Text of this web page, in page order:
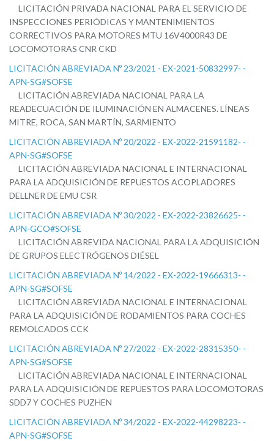
LICITACIÓN PRIVADA NACIONAL PARA EL SERVICIO DE
INSPECCIONES PERIÓDICAS Y MANTENIMIENTOS
CORRECTIVOS PARA MOTORES MTU 16V4000R43 DE
LOCOMOTORAS CNR CKD
LICITACIÓN ABREVIADA Nº 23/2021 - EX-2021-50832997- -
APN-SG#SOFSE
LICITACIÓN ABREVIADA NACIONAL PARA LA
READECUACIÓN DE ILUMINACIÓN EN ALMACENES. LÍNEAS
MITRE, ROCA, SAN MARTÍN, SARMIENTO
LICITACIÓN ABREVIADA Nº 20/2022 - EX-2022-21591182- -
APN-SG#SOFSE
LICITACIÓN ABREVIADA NACIONAL E INTERNACIONAL
PARA LA ADQUISICIÓN DE REPUESTOS ACOPLADORES
DELLNER DE EMU CSR
LICITACIÓN ABREVIADA Nº 30/2022 - EX-2022-23826625- -
APN-GCO#SOFSE
LICITACIÓN ABREVIDA NACIONAL PARA LA ADQUISICIÓN
DE GRUPOS ELECTRÓGENOS DIÉSEL
LICITACIÓN ABREVIADA Nº 14/2022 - EX-2022-19666313- -
APN-SG#SOFSE
LICITACIÓN ABREVIADA NACIONAL E INTERNACIONAL
PARA LA ADQUISICIÓN DE RODAMIENTOS PARA COCHES
REMOLCADOS CCK
LICITACIÓN ABREVIADA Nº 27/2022 - EX-2022-28315350- -
APN-SG#SOFSE
LICITACIÓN ABREVIADA NACIONAL E INTERNACIONAL
PARA LA ADQUISICIÓN DE REPUESTOS PARA LOCOMOTORAS
SDD7 Y COCHES PUZHEN
LICITACIÓN ABREVIADA Nº 34/2022 - EX-2022-44298223- -
APN-SG#SOFSE